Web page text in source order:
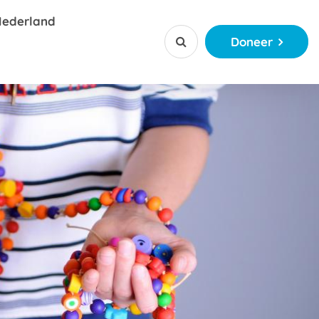
app
Kanjerketting sponsoren
voor bedrijven
 Doneer